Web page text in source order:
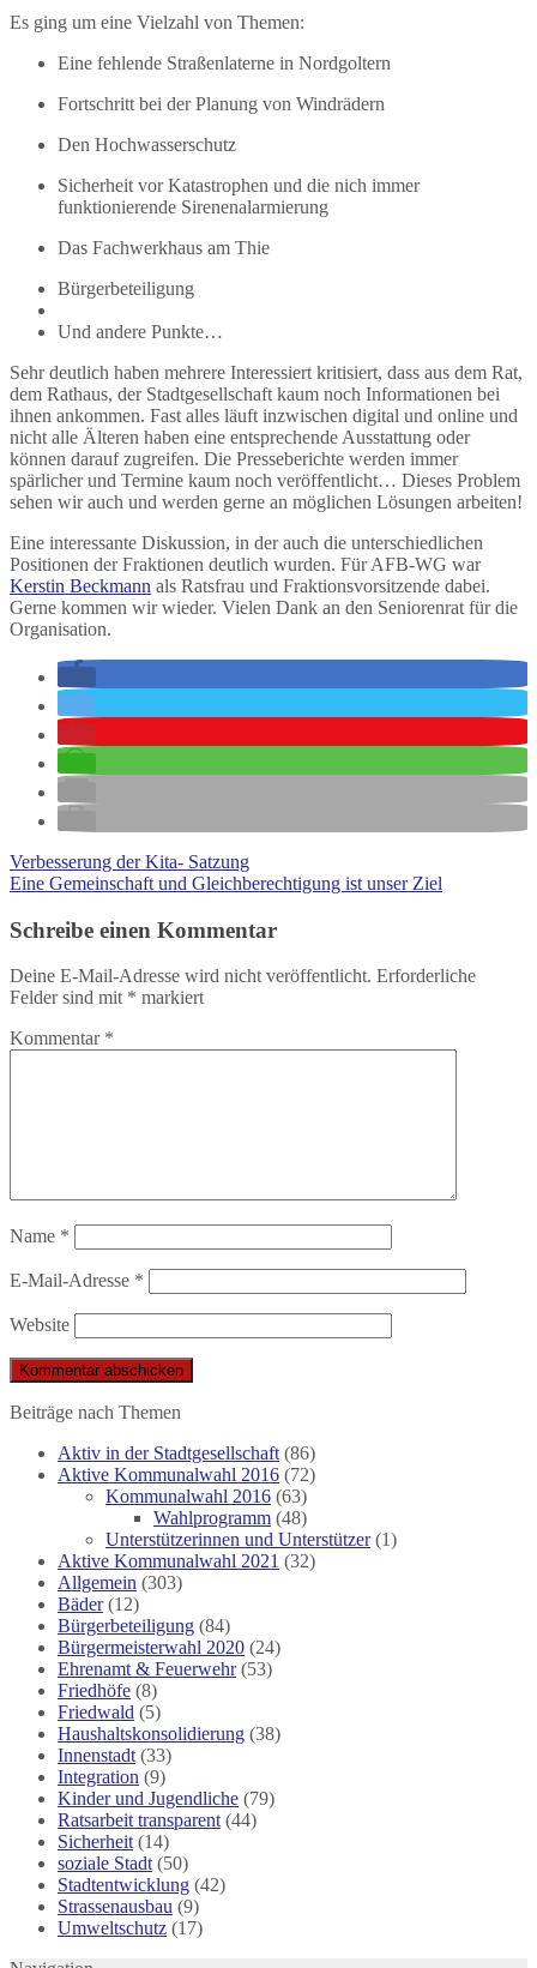
Es ging um eine Vielzahl von Themen:
Eine fehlende Straßenlaterne in Nordgoltern
Fortschritt bei der Planung von Windrädern
Den Hochwasserschutz
Sicherheit vor Katastrophen und die nich immer
funktionierende Sirenenalarmierung
Das Fachwerkhaus am Thie
Bürgerbeteiligung
Und andere Punkte…
Sehr deutlich haben mehrere Interessiert kritisiert, dass aus dem Rat,
dem Rathaus, der Stadtgesellschaft kaum noch Informationen bei
ihnen ankommen. Fast alles läuft inzwischen digital und online und
nicht alle Älteren haben eine entsprechende Ausstattung oder
können darauf zugreifen. Die Presseberichte werden immer
spärlicher und Termine kaum noch veröffentlicht… Dieses Problem
sehen wir auch und werden gerne an möglichen Lösungen arbeiten!
Eine interessante Diskussion, in der auch die unterschiedlichen
Positionen der Fraktionen deutlich wurden. Für AFB-WG war
Kerstin Beckmann als Ratsfrau und Fraktionsvorsitzende dabei.
Gerne kommen wir wieder. Vielen Dank an den Seniorenrat für die
Organisation.
Verbesserung der Kita- Satzung
Eine Gemeinschaft und Gleichberechtigung ist unser Ziel
Schreibe einen Kommentar
Deine E-Mail-Adresse wird nicht veröffentlicht. Erforderliche
Felder sind mit * markiert
Kommentar *
Name *
E-Mail-Adresse *
Website
Beiträge nach Themen
Aktiv in der Stadtgesellschaft (86)
Aktive Kommunalwahl 2016 (72)
Kommunalwahl 2016 (63)
Wahlprogramm (48)
Unterstützerinnen und Unterstützer(1)
Aktive Kommunalwahl 2021 (32)
Allgemein (303)
Bäder(12)
Bürgerbeteiligung (84)
Bürgermeisterwahl 2020 (24)
Ehrenamt & Feuerwehr(53)
Friedhöfe (8)
Friedwald (5)
Haushaltskonsolidierung (38)
Innenstadt (33)
Integration (9)
Kinder und Jugendliche (79)
Ratsarbeit transparent (44)
Sicherheit (14)
soziale Stadt (50)
Stadtentwicklung (42)
Strassenausbau (9)
Umweltschutz (17)